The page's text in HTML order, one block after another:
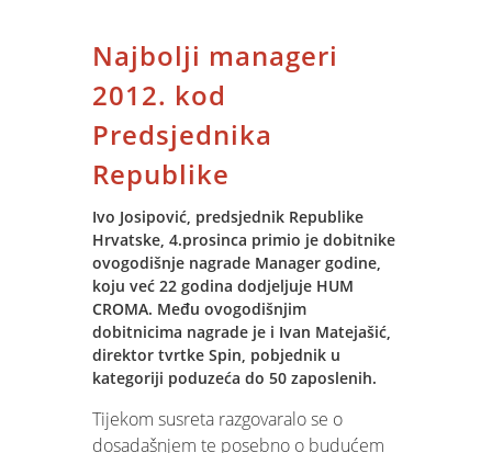
2. Nova ergonomija Jupiter Software
Client aplikacije (riboni, skinovi,
vizualne postavke, favoriti, tražilice,
recent..)
3. Novi Jupiter Admin s novim
upravljačkim mehanizmima za kontrolu
pristupnih prava
4. Pojačana sigurnost čvrstim
vezivanjem za sustav Windows
sigurnosne provjere u svim dijelovima
sustava
5. Značajno ubrzanje rada s grafičkim
elementima aplikacije
memorijskih i disk resursa
Najbolji manageri
2012. kod
Predsjednika
Republike
Ivo Josipović, predsjednik Republike
Hrvatske, 4.prosinca primio je dobitnike
ovogodišnje nagrade Manager godine,
koju već 22 godina dodjeljuje HUM
CROMA. Među ovogodišnjim
dobitnicima nagrade je i Ivan Matejašić,
direktor tvrtke Spin, pobjednik u
kategoriji poduzeća do 50 zaposlenih.
Tijekom susreta razgovaralo se o
dosadašnjem te posebno o budućem